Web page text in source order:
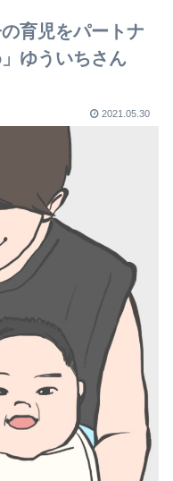
育児をパートナ
ゆういちさん
2021.05.30